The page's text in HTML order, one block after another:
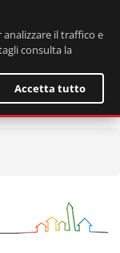
il traffico e
consulta la
Accetta tutto